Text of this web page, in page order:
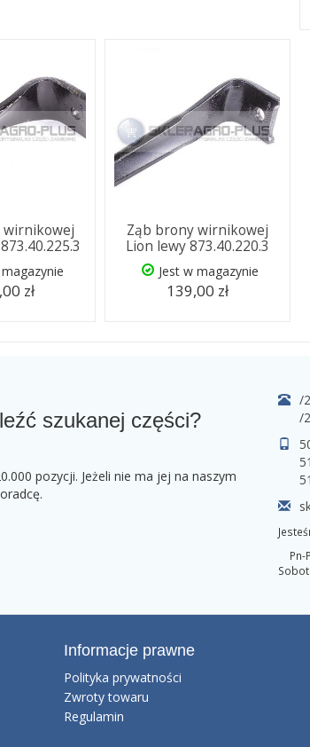
wirnikowej
zł
Ząb brony wirnikowej
Lion lewy 873.40.220.3
Jest w magazynie
139,00 zł
szukanej części?
pozycji. Jeżeli nie ma jej na naszym
/
/
Pn-
Informacje prawne
Polityka prywatności
Zwroty towaru
Regulamin